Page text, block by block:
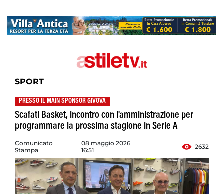
SPORT
PRESSO IL MAIN SPONSOR GIVOVA
Scafati Basket, incontro con l'amministrazione per
programmare la prossima stagione in Serie A
Comunicato
Stampa
08 maggio 2026
16:51
2632